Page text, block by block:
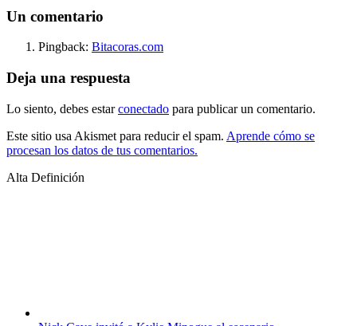
Un comentario
Pingback: Bitacoras.com
Deja una respuesta
Lo siento, debes estarconectado para publicar un comentario.
Este sitio usa Akismet para reducir el spam. Aprende cómo se
procesan los datos de tus comentarios.
Alta Definición